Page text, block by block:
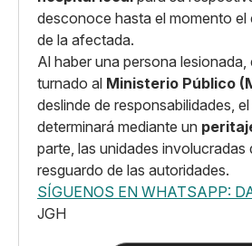
desconoce hasta el momento el
de la afectada.
Al haber una persona
turnado al Ministerio Público
deslinde de responsabilidades,
determinará mediante un
parte, las unidades involucradas
resguardo de las autoridades.
SÍGUENOS EN WHATSAPP:
JGH